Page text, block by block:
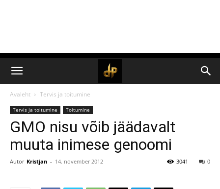
Avaleht Tervis ja toitumine
Tervis ja toitumine Toitumine
GMO nisu võib jäädavalt
muuta inimese genoomi
Autor Kristjan - 14. november 2012 0
3041